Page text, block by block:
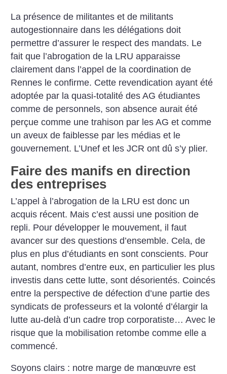
La présence de militantes et de militants
autogestionnaire dans les délégations doit
permettre d’assurer le respect des mandats. Le
fait que l’abrogation de la LRU apparaisse
clairement dans l’appel de la coordination de
Rennes le confirme. Cette revendication ayant été
adoptée par la quasi-totalité des AG étudiantes
comme de personnels, son absence aurait été
perçue comme une trahison par les AG et comme
un aveux de faiblesse par les médias et le
gouvernement. L’Unef et les JCR ont dû s’y plier.
Faire des manifs en direction
des entreprises
L’appel à l’abrogation de la LRU est donc un
acquis récent. Mais c’est aussi une position de
repli. Pour développer le mouvement, il faut
avancer sur des questions d’ensemble. Cela, de
plus en plus d’étudiants en sont conscients. Pour
autant, nombres d’entre eux, en particulier les plus
investis dans cette lutte, sont désorientés. Coincés
entre la perspective de défection d’une partie des
syndicats de professeurs et la volonté d’élargir la
lutte au-delà d’un cadre trop corporatiste… Avec le
risque que la mobilisation retombe comme elle a
commencé.
Soyons clairs : notre marge de manœuvre est